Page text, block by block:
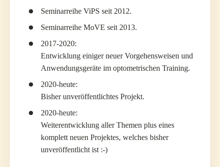
Seminarreihe ViPS seit 2012.
Seminarreihe MoVE seit 2013.
2017-2020:
Entwicklung einiger neuer Vorgehensweisen und
Anwendungsgeräte im optometrischen Training.
2020-heute:
Bisher unveröffentlichtes Projekt.
2020-heute:
Weiterentwicklung aller Themen plus eines
komplett neuen Projektes, welches bisher
unveröffentlicht ist :-)